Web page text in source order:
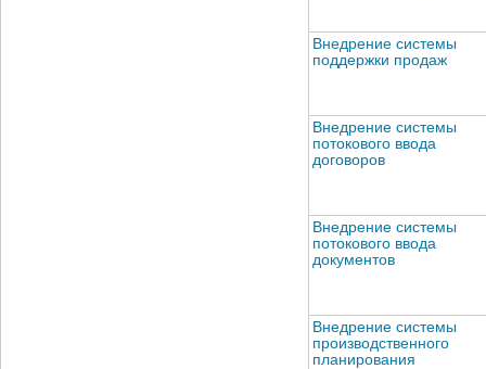
Внедрение системы
поддержки продаж
Внедрение системы
потокового ввода
договоров
Внедрение системы
потокового ввода
документов
Внедрение системы
производственного
планирования